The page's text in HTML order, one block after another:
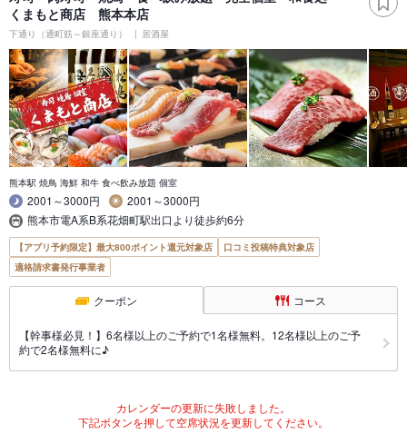
くまもと商店 熊本本店
下通り（通町筋～銀座通り） 居酒屋
熊本駅 焼鳥 海鮮 和牛 食べ飲み放題 個室
2001～3000円
2001～3000円
熊本市電A系B系花畑町駅出口より徒歩約6分
【アプリ予約限定】最大800ポイント還元対象店
口コミ投稿特典対象店
適格請求書発行事業者
クーポン コース
【幹事様必見！】6名様以上のご予約で1名様無料。12名様以上のご予
約で2名様無料に♪
カレンダーの更新に失敗しました。
下記ボタンを押して空席状況を更新してください。